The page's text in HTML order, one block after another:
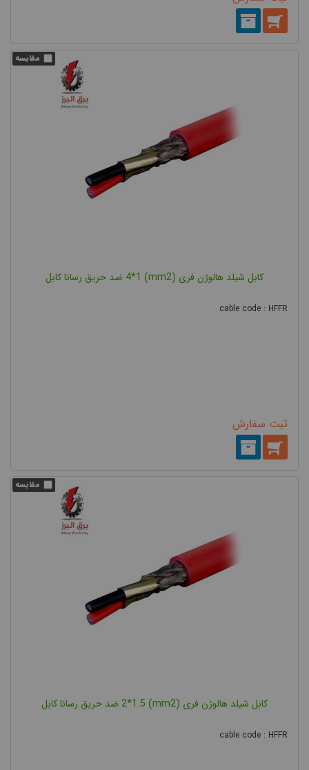
کابل شیلد هالوژن فری (mm2) 4*1 ضد حریق رسانا کابل
cable code : HFFR
ثبت سفارش
کابل شیلد هالوژن فری (mm2) 2*1.5 ضد حریق رسانا کابل
cable code : HFFR